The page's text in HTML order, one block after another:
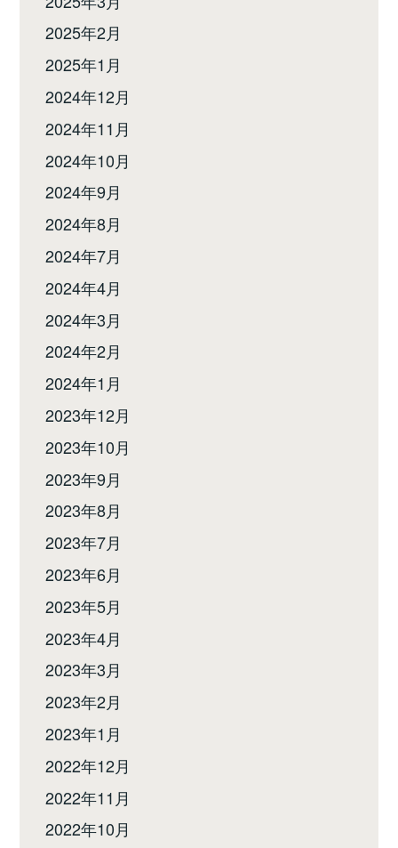
2025年2月
2025年1月
2024年12月
2024年11月
2024年10月
2024年9月
2024年8月
2024年7月
2024年4月
2024年3月
2024年2月
2024年1月
2023年12月
2023年10月
2023年9月
2023年8月
2023年7月
2023年6月
2023年5月
2023年4月
2023年3月
2023年2月
2023年1月
2022年12月
2022年11月
2022年10月